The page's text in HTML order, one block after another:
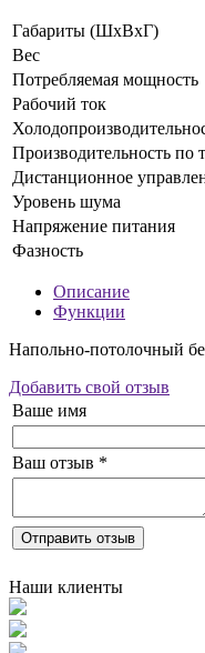
Габариты (ШхВхГ)
Вес
Потребляемая мощность
Рабочий ток
Производительность по
Дистанционное
Уровень шума
Напряжение питания
Фазность
Описание
Функции
Напольно-потолочный
Добавить свой отзыв
Ваше имя
Ваш отзыв *
Отправить отзыв
Наши клиенты